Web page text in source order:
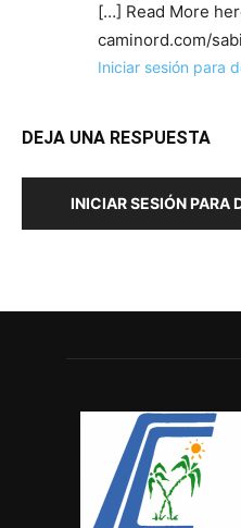
[…] Read More
caminord.com/
Iniciar sesión para
DEJA UNA RESPUESTA
INICIAR SESIÓN PARA